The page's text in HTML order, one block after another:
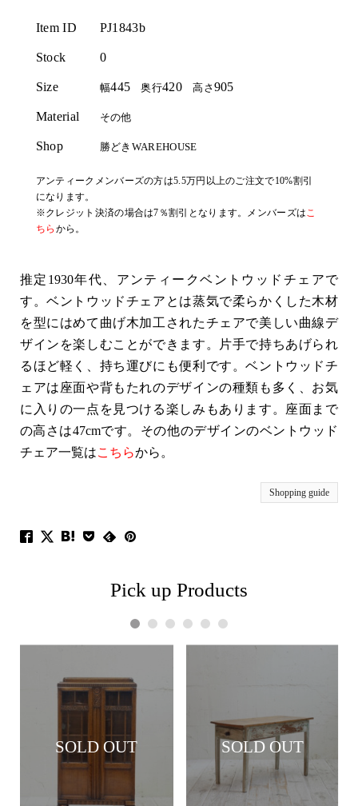
Item ID PJ1843b
Stock 0
Size 幅445 奥行420高さ905
Material その他
Shop 勝どきWAREHOUSE
アンティークメンバーズの方は5.5万円以上のご注文で10%割引
になります。
※クレジット決済の場合は7％割引となります。メンバーズはこ
ちら から。
推定1930年代、アンティークベントウッドチェアで
す。ベントウッドチェアとは蒸気で柔らかくした木材
を型にはめて曲げ木加工されたチェアで美しい曲線デ
ザインを楽しむことができます。片手で持ちあげられ
るほど軽く、持ち運びにも便利です。ベントウッドチ
ェアは座面や背もたれのデザインの種類も多く、お気
に入りの一点を見つける楽しみもあります。座面まで
の高さは47cmです。その他のデザインのベントウッド
チェア一覧はこちらから。
Shopping guide
Pick up Products
SOLD OUT SOLD OUT
1 2 3 4 5 6